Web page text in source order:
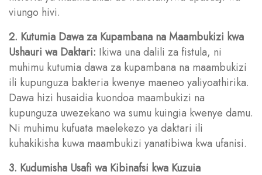
viungo hivi.
2. Kutumia Dawa za Kupambana na Maambukizi kwa
Ushauri wa Daktari: Ikiwa una dalili za fistula, ni
muhimu kutumia dawa za kupambana na maambukizi
ili kupunguza bakteria kwenye maeneo yaliyoathirika.
Dawa hizi husaidia kuondoa maambukizi na
kupunguza uwezekano wa sumu kuingia kwenye damu.
Ni muhimu kufuata maelekezo ya daktari ili
kuhakikisha kuwa maambukizi yanatibiwa kwa ufanisi.
3. Kudumisha Usafi wa Kibinafsi kwa Kuzuia